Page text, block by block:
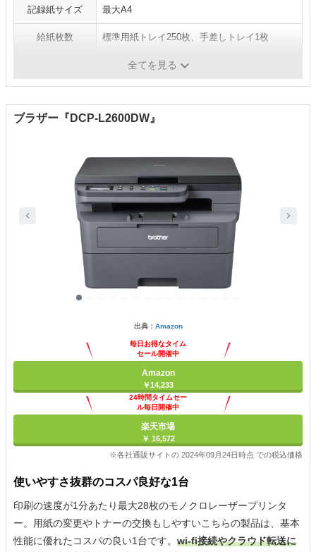
記録紙サイズ 最大A4
給紙枚数 標準用紙トレイ250枚、手差しトレイ1枚
全てを見る
ブラザー『DCP-L2600DW』
出典： Amazon
毎日お得なタイム
セール開催中
Amazon
￥14,233
24時間タイムセー
ル毎日開催中
楽天市場
￥ 16,572
※各社通販サイトの 2024年09月24日時点 での税込価格
使いやすさ抜群のコスパ良好な1台
印刷の速度が1分あたり最大28枚のモノクロレーザープリンタ
ー。用紙の変更やトナーの交換もしやすいこちらの製品は、基本
性能に優れたコスパの良い1台です。 wi-fi接続やクラウド転送に